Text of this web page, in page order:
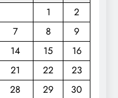
1
2
7 8
9
14 15
16
21 22
23
28 29
30